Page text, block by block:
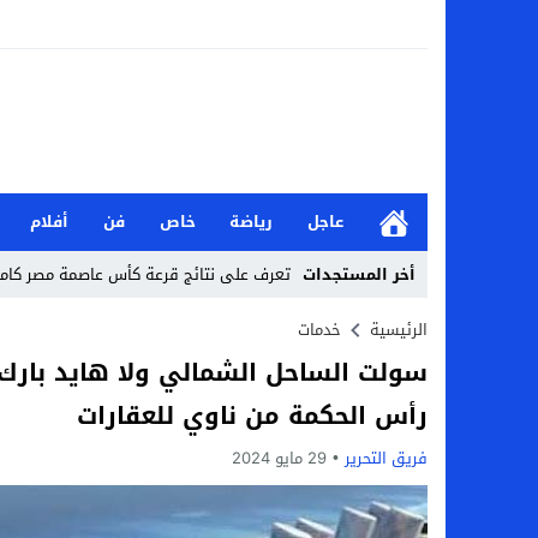
عاجل رياضة خاص فن أفلام
أخر المستجدات تعرف على نتائج قرعة كأس عاصمة مصر كاملة 2026-
بحث في الإسلام بسببها.. من هي هيفا
لماذا تنجح بعض الحملات التسويقية
بعد فسخ عقده.. حصاد وأرقام سيف الدين
السيرة الذاتية للدكتورة آيات حسن شمس
الرئيسية خدمات
سولت الساحل الشمالي ولا هايد
رأس الحكمة من ناوي للعقارات
فريق التحرير 29 مايو 2024